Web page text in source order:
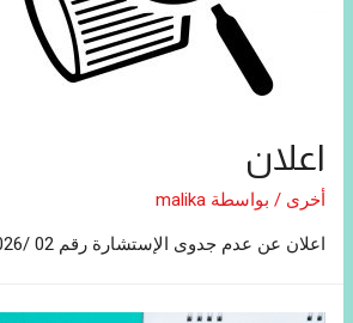
اعلان
أخرى / بواسطة malika
اعلان عن عدم جدوى الإستشارة رقم 02 /2026